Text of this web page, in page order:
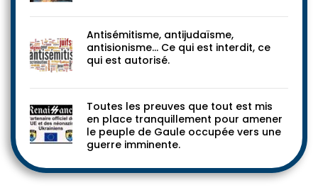
Antisémitisme, antijudaïsme,
antisionisme… Ce qui est interdit, ce
qui est autorisé.
Toutes les preuves que tout est mis
en place tranquillement pour amener
le peuple de Gaule occupée vers une
guerre imminente.